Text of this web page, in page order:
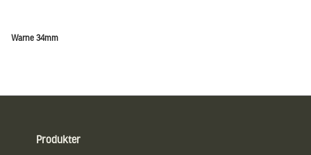
Warne 34mm
Produkter